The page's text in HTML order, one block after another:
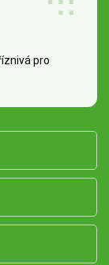
pro